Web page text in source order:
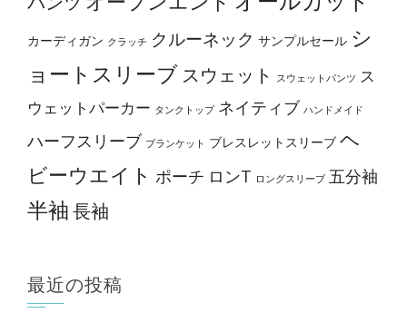
で
き
ま
カーディガン クラッチ クルーネック サンプルセール シ
ョートスリーブスウェット スウェットパンツ ス
ウェットパーカー タンクトップ ネイティブ ハンドメイド
ハーフスリーブ ブランケット ブレスレットスリーブ ヘ
ビーウエイト ポーチ ロンT ロングスリーブ 五分袖
半袖長袖
最近の投稿